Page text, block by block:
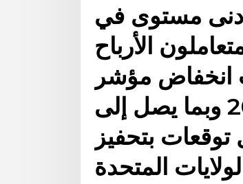
أدنى مستوى في
الأرباح
انخفاض مؤشر
الدولار نحو سبعة بالمئة في 2020 وبما يصل إلى
توقعات بتحفيز